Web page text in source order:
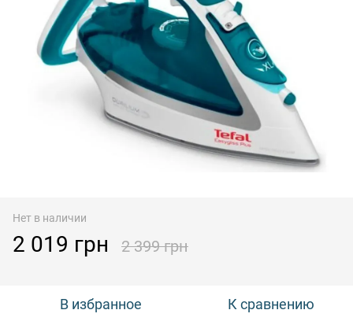
Нет в наличии
2 019 грн 2 399 грн
В избранное К сравнению